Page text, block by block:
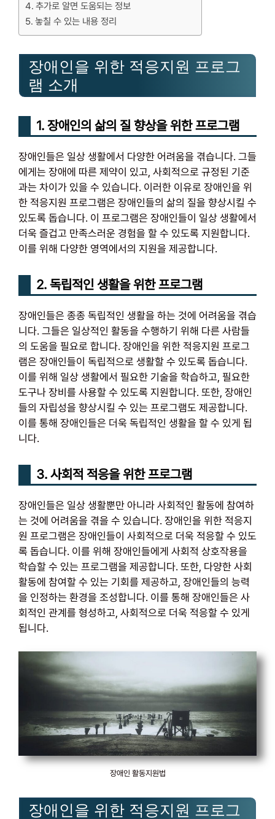
추가로 알면 도움되는 정보
놓칠 수 있는 내용 정리
장애인을 위한 적응지원 프로그
램 소개
1. 장애인의 삶의 질 향상을 위한 프로그램
장애인들은 일상 생활에서 다양한 어려움을 겪습니다. 그들
에게는 장애에 따른 제약이 있고, 사회적으로 규정된 기준
과는 차이가 있을 수 있습니다. 이러한 이유로 장애인을 위
한 적응지원 프로그램은 장애인들의 삶의 질을 향상시킬 수
있도록 돕습니다. 이 프로그램은 장애인들이 일상 생활에서
더욱 즐겁고 만족스러운 경험을 할 수 있도록 지원합니다.
이를 위해 다양한 영역에서의 지원을 제공합니다.
2. 독립적인 생활을 위한 프로그램
장애인들은 종종 독립적인 생활을 하는 것에 어려움을 겪습
니다. 그들은 일상적인 활동을 수행하기 위해 다른 사람들
의 도움을 필요로 합니다. 장애인을 위한 적응지원 프로그
램은 장애인들이 독립적으로 생활할 수 있도록 돕습니다.
이를 위해 일상 생활에서 필요한 기술을 학습하고, 필요한
도구나 장비를 사용할 수 있도록 지원합니다. 또한, 장애인
들의 자립성을 향상시킬 수 있는 프로그램도 제공합니다.
이를 통해 장애인들은 더욱 독립적인 생활을 할 수 있게 됩
니다.
3. 사회적 적응을 위한 프로그램
장애인들은 일상 생활뿐만 아니라 사회적인 활동에 참여하
는 것에 어려움을 겪을 수 있습니다. 장애인을 위한 적응지
원 프로그램은 장애인들이 사회적으로 더욱 적응할 수 있도
록 돕습니다. 이를 위해 장애인들에게 사회적 상호작용을
학습할 수 있는 프로그램을 제공합니다. 또한, 다양한 사회
활동에 참여할 수 있는 기회를 제공하고, 장애인들의 능력
을 인정하는 환경을 조성합니다. 이를 통해 장애인들은 사
회적인 관계를 형성하고, 사회적으로 더욱 적응할 수 있게
됩니다.
장애인 활동지원법
장애인을 위한 적응지원 프로그